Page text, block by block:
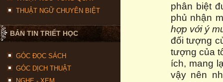
THUẬT NGỮ CHUYÊN BIỆT
BẢN TIN TRIẾT HỌC
GÓC ĐỌC SÁCH
GÓC DỊCH THUẬT
phân biệt
phủ nhận
hợp với ý
đối tượng
tượng của
ích, mang
vậy nên